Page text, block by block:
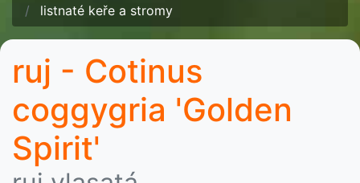
listnaté keře a stromy
ruj - Cotinus
coggygria 'Golden
Spirit'